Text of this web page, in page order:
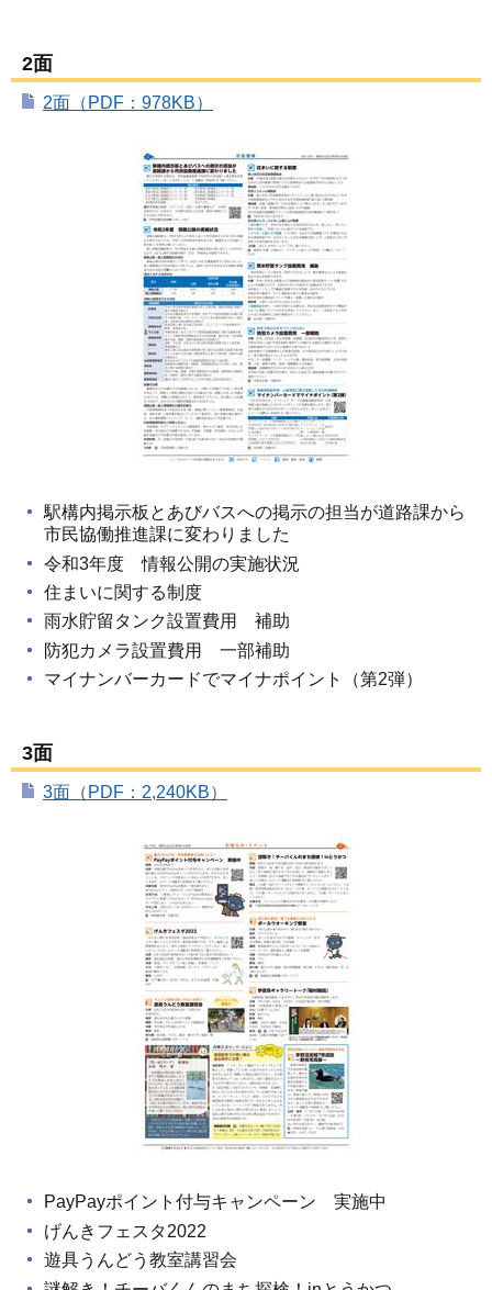
2面
2面（PDF：978KB）
駅構内掲示板とあびバスへの掲示の担当が道路課から
市民協働推進課に変わりました
令和3年度 情報公開の実施状況
住まいに関する制度
雨水貯留タンク設置費用 補助
防犯カメラ設置費用 一部補助
マイナンバーカードでマイナポイント（第2弾）
3面
3面（PDF：2,240KB）
PayPayポイント付与キャンペーン 実施中
げんきフェスタ2022
遊具うんどう教室講習会